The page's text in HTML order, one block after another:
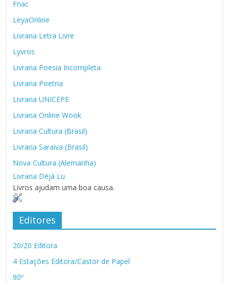
Fnac
LeyaOnline
Livraria Letra Livre
Lyvros
Livraria Poesia Incompleta
Livraria Poetria
Livraria UNICEPE
Livraria Online Wook
Livraria Cultura (Brasil)
Livraria Saraiva (Brasil)
Nova Cultura (Alemanha)
Livraria Déjà Lu
Livros ajudam uma boa causa.
Editores
20/20 Editora
4 Estações Editora/Castor de Papel
90º